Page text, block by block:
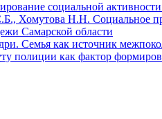
социальной
Хомутова Н.Н. Социальное
Самарской области
Семья как источник
полиции как фактор